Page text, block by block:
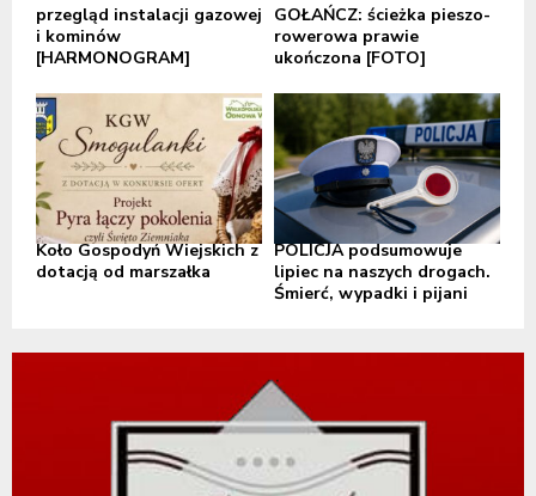
przegląd instalacji gazowej
i kominów
[HARMONOGRAM]
GOŁAŃCZ: ścieżka pieszo-
rowerowa prawie
ukończona [FOTO]
Koło Gospodyń Wiejskich z
dotacją od marszałka
POLICJA podsumowuje
lipiec na naszych drogach.
Śmierć, wypadki i pijani